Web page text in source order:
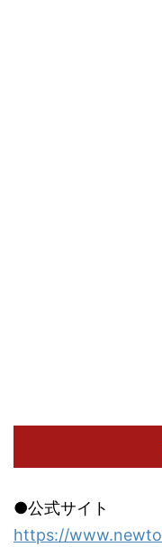
●公式サイト
https://